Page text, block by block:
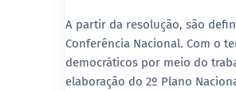
A partir da resolução, são
Conferência Nacional. Com o
democráticos por meio do
elaboração do 2º Plano